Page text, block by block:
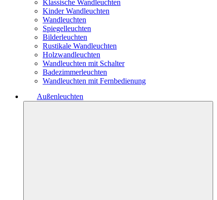
Klassische Wandleuchten
Kinder Wandleuchten
Wandleuchten
Spiegelleuchten
Bilderleuchten
Rustikale Wandleuchten
Holzwandleuchten
Wandleuchten mit Schalter
Badezimmerleuchten
Wandleuchten mit Fernbedienung
Außenleuchten